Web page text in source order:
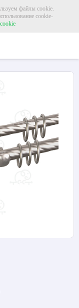
файлы cookie.
cookie-
Ø16К/16К